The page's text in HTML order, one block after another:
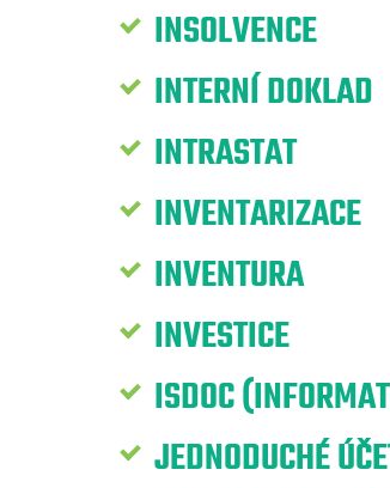
INSOLVENCE
INTERNÍ DOKLAD
INTRASTAT
INVENTARIZACE
INVENTURA
INVESTICE
ISDOC
JEDNODUCHÉ